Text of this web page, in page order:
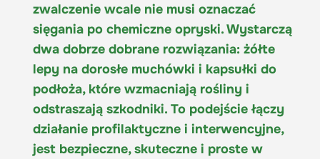
zwalczenie wcale nie musi oznaczać
sięgania po chemiczne opryski. Wystarczą
dwa dobrze dobrane rozwiązania: żółte
lepy na dorosłe muchówki i kapsułki do
podłoża, które wzmacniają rośliny i
odstraszają szkodniki. To podejście łączy
działanie profilaktyczne i interwencyjne,
jest bezpieczne, skuteczne i proste w